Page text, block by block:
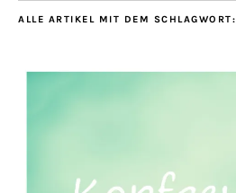
ALLE ARTIKEL MIT DEM SCHLAGWORT: